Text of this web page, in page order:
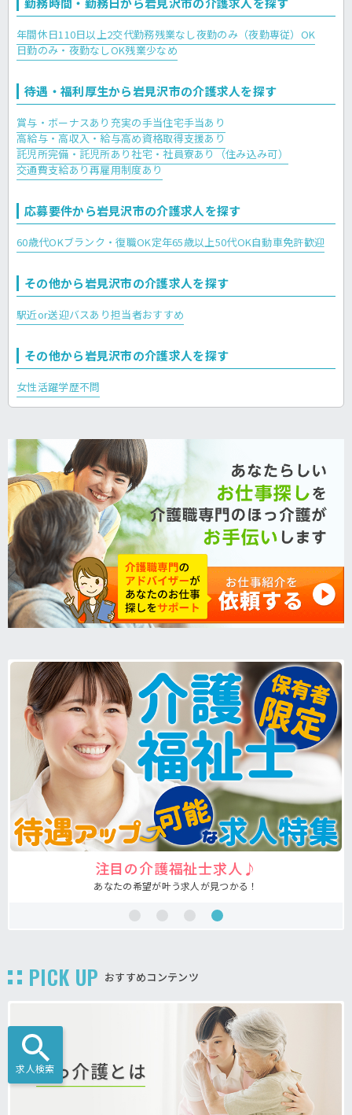
年間休日110日以上2交代勤務残業なし夜勤のみ（夜勤専従）OK
日勤のみ・夜勤なしOK残業少なめ
待遇・福利厚生から岩見沢市の介護求人を探す
賞与・ボーナスあり 充実の手当住宅手当あり
高給与・高収入・給与高め資格取得支援あり
託児所完備・託児所あり社宅・社員寮あり（住み込み可）
交通費支給あり再雇用制度あり
応募要件から岩見沢市の介護求人を探す
60歳代OKブランク・復職OK定年65歳以上50代OK自動車免許歓迎
その他から岩見沢市の介護求人を探す
駅近or送迎バスあり担当者おすすめ
その他から岩見沢市の介護求人を探す
女性活躍学歴不問
注目の介護福祉士求人♪
あなたの希望が叶う求人が見つかる！
PICK UP おすすめコンテンツ
求人検索